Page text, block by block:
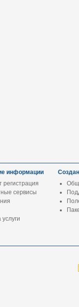
информации
регистрация
сервисы